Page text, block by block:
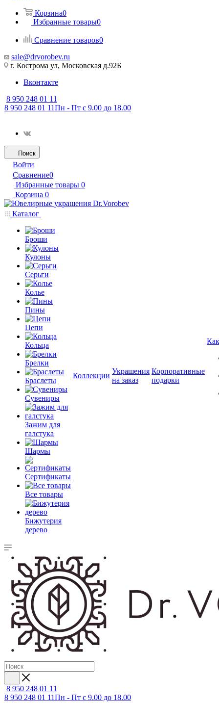
Корзина0
Избранные товары0
Сравнение товаров0
sale@drvorobev.ru
г. Кострома ул, Московская д.92Б
Вконтакте
8 950 248 01 11
8 950 248 01 11Пн - Пт с 9.00 до 18.00
Поиск
Войти
Сравнение0
Избранные товары 0
Корзина 0
Каталог
Броши
Кулоны
Серьги
Колье
Пины
Цепи
Кольца
Брелки
Браслеты
Сувениры
Зажим для
галстука
Шармы
Сертификаты
Все товары
Бижутерия
дерево
Коллекции
Украшения
на заказ
Корпоративные
подарки
8 950 248 01 11
8 950 248 01 11Пн - Пт с 9.00 до 18.00